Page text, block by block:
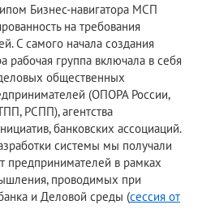
Бизнес-навигатора МСП
на требования
С самого начала создания
рабочая группа включала в себя
общественных
(ОПОРА России,
РСПП), агентства
банковских ассоциаций.
системы мы получали
предпринимателей в рамках
проводимых при
и Деловой среды (сессия от